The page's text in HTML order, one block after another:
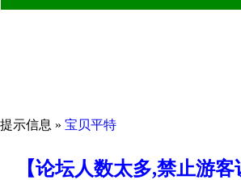
提示信息 » 宝贝平特
【论坛人数太多,禁止游